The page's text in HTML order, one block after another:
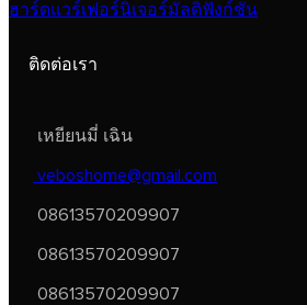
ฮาร์ดแวร์เฟอร์นิเจอร์มัลติฟังก์ชั่น
ติดต่อเรา
เหยียนมี่ เฉิน
veboshome@gmail.com
08613570209907
08613570209907
08613570209907